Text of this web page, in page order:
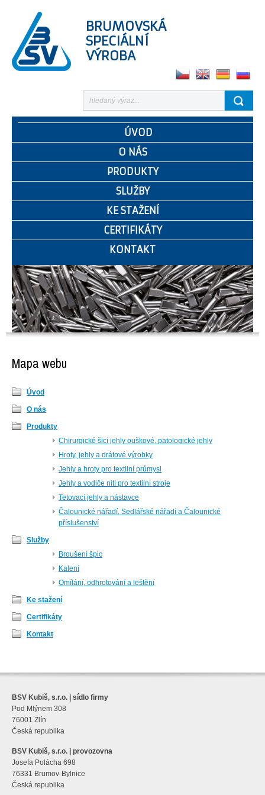
BRUMOVSKÁ
SPECIÁLNÍ
VÝROBA
ÚVOD
O NÁS
PRODUKTY
SLUŽBY
KE STAŽENÍ
CERTIFIKÁTY
KONTAKT
Mapa webu
Úvod
O nás
Produkty
Chirurgické šicí jehly ouškové, patologické jehly
Hroty, jehly a drátové výrobky
Jehly a hroty pro textilní průmysl
Jehly a vodiče nití pro textilní stroje
Tetovací jehly a nástavce
Čalounické nářadí, Sedlářské nářadí a Čalounické
příslušenství
Služby
Broušení špic
Kalení
Omílání, odhrotování a leštění
Ke stažení
Certifikáty
Kontakt
BSV Kubiš, s.r.o. | sídlo firmy
Pod Mlýnem 308
76001 Zlín
Česká republika
BSV Kubiš, s.r.o. | provozovna
Josefa Polácha 698
76331 Brumov-Bylnice
Česká republika